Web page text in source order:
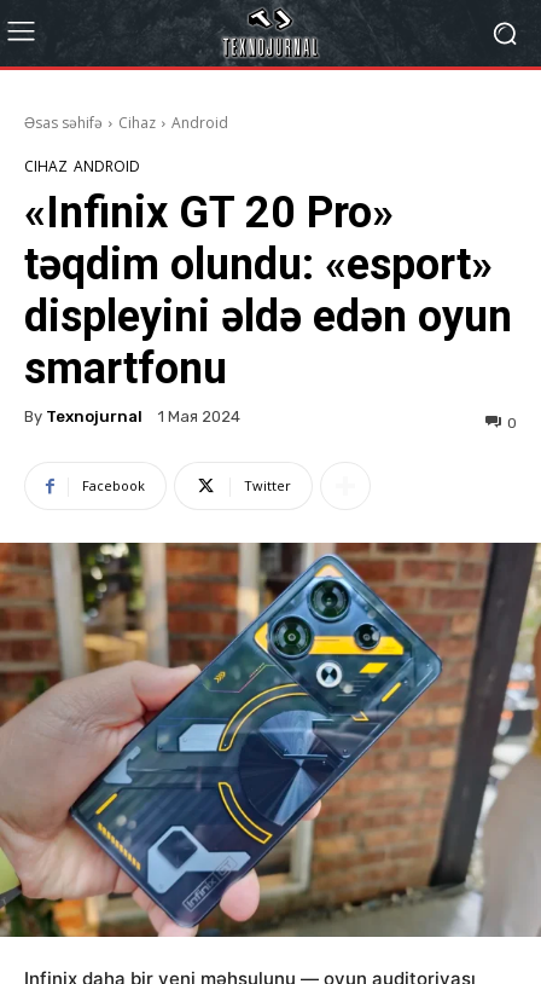
Əsas səhifə Cihaz Android
CIHAZ ANDROID
«Infinix GT 20 Pro»
təqdim olundu: «esport»
displeyini əldə edən oyun
smartfonu
By Texnojurnal 1 Мая 2024 0
Facebook Twitter
Infinix daha bir yeni məhsulunu — oyun auditoriyası